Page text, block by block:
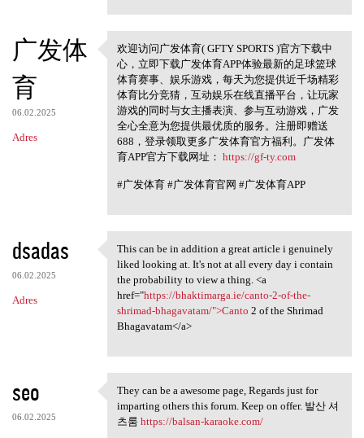
广发体
育
06.02.2025
Adres
欢迎访问广发体育( GFTY SPORTS )
官方下载中心
欢迎访问广发体育( GFTY SPORTS )官方下载中
心，立即下载广发体育APP体验最新的足球篮球
体育赛事、娱乐游戏，每天为您提供近千场精彩
体育比分竞猜，互动娱乐在线直播平台，让玩家
游戏的同时与女主播表演、参与互动游戏，广发
全心全意为您提供最优质的服务。注册即赠送
688，登录领取更多广发体育官方福利。广发体
育APP官方下载网址： https://gf-ty.com
#广发体育 #广发体育官网 #广发体育APP
dsadas
06.02.2025
Adres
This can be in addition a
This can be in addition a great article i genuinely
liked looking at. It's not at all every day i contain
the probability to view a thing. <a
href="https://bhaktimarga.ie/canto-2-of-the-
shrimad-bhagavatam/">Canto 2 of the Shrimad
Bhagavatam</a>
seo
06.02.2025
They can be a awesome page,
They can be a awesome page, Regards just for
imparting others this forum. Keep on offer. 발산 셔
츠룸 https://balsan-karaoke.com/